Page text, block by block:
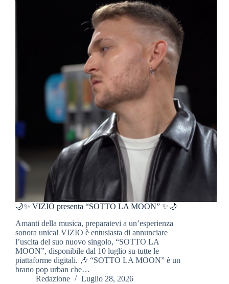
🌙✨ VIZIO presenta “SOTTO LA MOON” ✨🌙
Amanti della musica, preparatevi a un’esperienza
sonora unica! VIZIO è entusiasta di annunciare
l’uscita del suo nuovo singolo, “SOTTO LA
MOON”, disponibile dal 10 luglio su tutte le
piattaforme digitali. 🎶 “SOTTO LA MOON” è un
brano pop urban che…
Redazione
Luglio 28, 2026